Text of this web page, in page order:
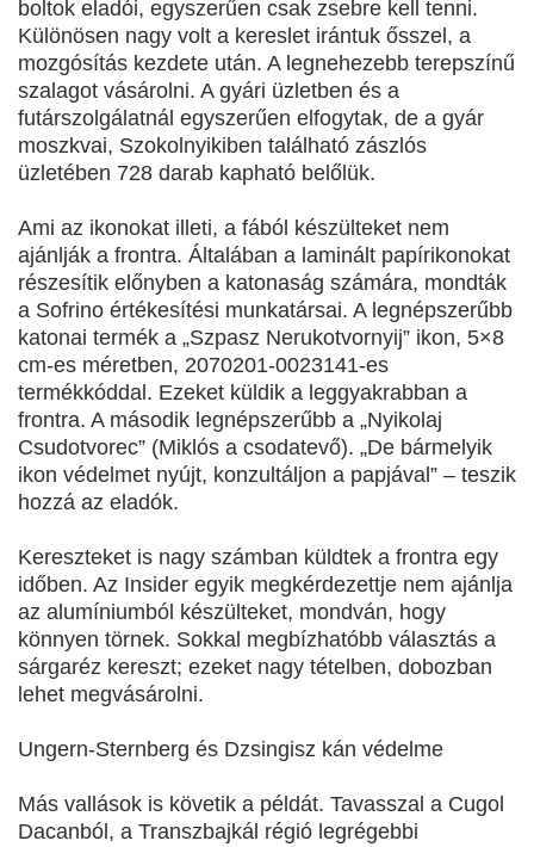
boltok eladói, egyszerűen csak zsebre kell tenni.
Különösen nagy volt a kereslet irántuk ősszel, a
mozgósítás kezdete után. A legnehezebb terepszínű
szalagot vásárolni. A gyári üzletben és a
futárszolgálatnál egyszerűen elfogytak, de a gyár
moszkvai, Szokolnyikiben található zászlós
üzletében 728 darab kapható belőlük.
Ami az ikonokat illeti, a fából készülteket nem
ajánlják a frontra. Általában a laminált papírikonokat
részesítik előnyben a katonaság számára, mondták
a Sofrino értékesítési munkatársai. A legnépszerűbb
katonai termék a „Szpasz Nerukotvornyij” ikon, 5×8
cm-es méretben, 2070201-0023141-es
termékkóddal. Ezeket küldik a leggyakrabban a
frontra. A második legnépszerűbb a „Nyikolaj
Csudotvorec” (Miklós a csodatevő). „De bármelyik
ikon védelmet nyújt, konzultáljon a papjával” – teszik
hozzá az eladók.
Kereszteket is nagy számban küldtek a frontra egy
időben. Az Insider egyik megkérdezettje nem ajánlja
az alumíniumból készülteket, mondván, hogy
könnyen törnek. Sokkal megbízhatóbb választás a
sárgaréz kereszt; ezeket nagy tételben, dobozban
lehet megvásárolni.
Ungern-Sternberg és Dzsingisz kán védelme
Más vallások is követik a példát. Tavasszal a Cugol
Dacanból, a Transzbajkál régió legrégebbi